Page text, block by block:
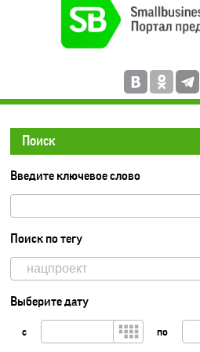
Поиск
Введите ключевое слово
Поиск по тегу
Выберите дату
с по